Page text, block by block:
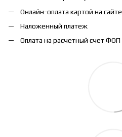
Онлайн-оплата картой на сайте
Наложенный платеж
Оплата на расчетный счет ФОП